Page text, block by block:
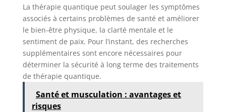
La thérapie quantique peut soulager les symptômes
associés à certains problèmes de santé et améliorer
le bien-être physique, la clarté mentale et le
sentiment de paix. Pour l’instant, des recherches
supplémentaires sont encore nécessaires pour
déterminer la sécurité à long terme des traitements
de thérapie quantique.
Santé et musculation : avantages et
risques